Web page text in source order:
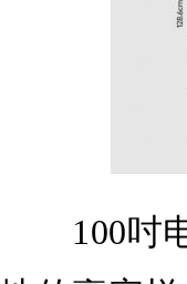
100吋电